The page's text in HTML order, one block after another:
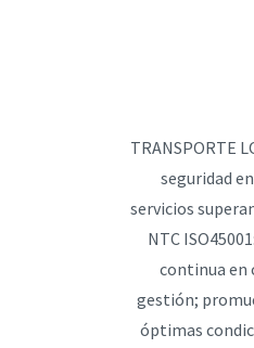
TRANSPORTE
seguridad
servicios
NTC
continua en
gestión;
óptimas